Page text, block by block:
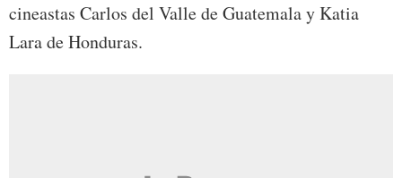
cineastas Carlos del Valle de Guatemala y Katia
Lara de Honduras.